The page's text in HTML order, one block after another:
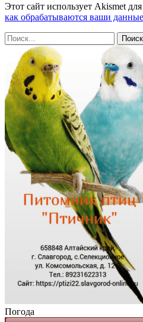
Этот сайт использует Akismet
как обрабатываются ваши
Погода